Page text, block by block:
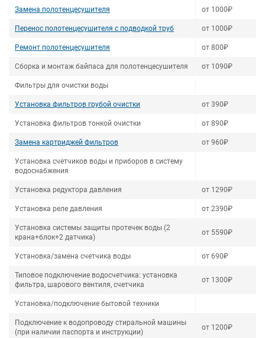
Замена полотенцесушителя от 1000₽
Перенос полотенцесушителя с подводкой труб от 1000₽
Ремонт полотенцесушителя от 800₽
Сборка и монтаж байпаса для полотенцесушителя от 1090₽
Фильтры для очистки воды
Установка фильтров грубой очистки от 390₽
Установка фильтров тонкой очистки от 890₽
Замена картриджей фильтров от 960₽
Установка счетчиков воды и приборов в систему
водоснабжения
Установка редуктора давления от 1290₽
Установка реле давления от 2390₽
Установка системы защиты протечек воды (2
крана+блок+2 датчика)
от 5590₽
Установка/замена счетчика воды от 690₽
Типовое подключение водосчетчика: установка
фильтра, шарового вентиля, счетчика
от 1300₽
Установка/подключение бытовой техники
Подключение к водопроводу стиральной машины
(при наличии паспорта и инструкции)
от 1200₽